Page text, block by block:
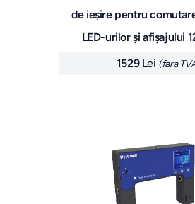
de ieșire pentru
LED-urilor și afișajului
1529 Lei (fara